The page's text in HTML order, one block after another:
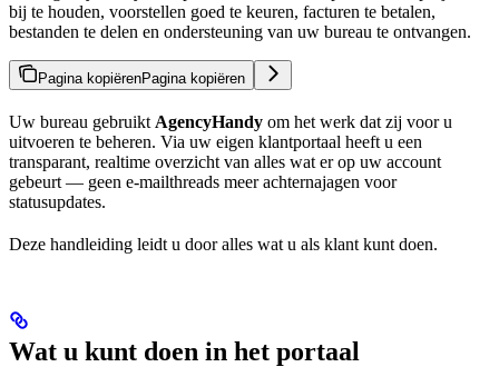
bij te houden, voorstellen goed te keuren, facturen te betalen,
bestanden te delen en ondersteuning van uw bureau te ontvangen.
Pagina kopiërenPagina kopiëren
Uw bureau gebruikt AgencyHandy om het werk dat zij voor u
uitvoeren te beheren. Via uw eigen klantportaal heeft u een
transparant, realtime overzicht van alles wat er op uw account
gebeurt — geen e-mailthreads meer achternajagen voor
statusupdates.
Deze handleiding leidt u door alles wat u als klant kunt doen.
Wat u kunt doen in het portaal